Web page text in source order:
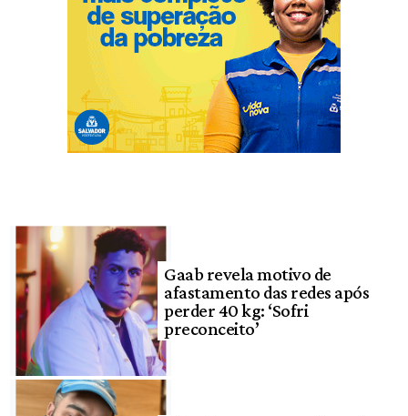
Gaab revela motivo de
afastamento das redes após
perder 40 kg: ‘Sofri
preconceito’